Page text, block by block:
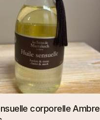
AJOUTER AU PANIER
corporelle Ambre